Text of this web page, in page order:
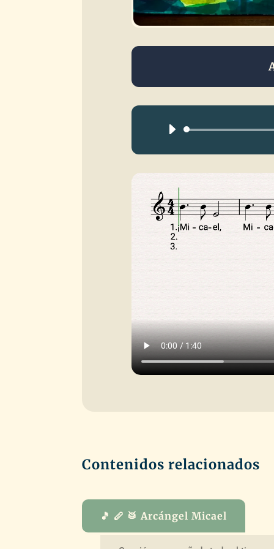
Contenidos relacionados
🎵 🪈 🥁 Arcángel Micael